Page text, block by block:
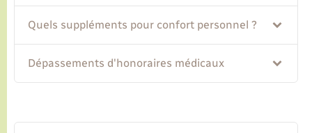
Quels suppléments pour confort personnel ?
Dépassements d'honoraires médicaux